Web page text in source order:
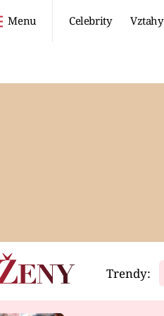
Menu Celebrity Vztahy
Video
Trendy: